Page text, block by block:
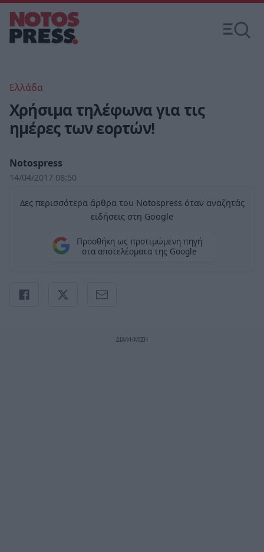
Ελλάδα
Xρήσιμα τηλέφωνα για τις
ημέρες των εορτών!
Notospress
14/04/2017 08:50
Δες περισσότερα άρθρα του Notospress όταν αναζητάς
ειδήσεις στη Google
Προσθήκη ως προτιμώμενη πηγή
στα αποτελέσματα της Google